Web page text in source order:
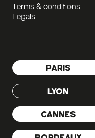
Terms & conditions
Legals
PARIS
LYON
CANNES